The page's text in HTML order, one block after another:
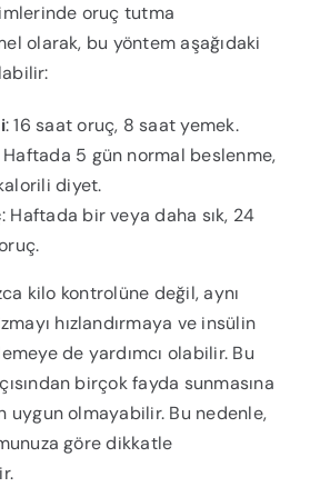
oruç tutma
olarak, bu yöntem aşağıdaki
: 16 saat oruç, 8 saat yemek.
Haftada 5 gün normal beslenme,
diyet.
: Haftada bir veya daha sık, 24
kilo kontrolüne değil, aynı
hızlandırmaya ve insülin
de yardımcı olabilir. Bu
birçok fayda sunmasına
uygun olmayabilir. Bu nedenle,
göre dikkatle